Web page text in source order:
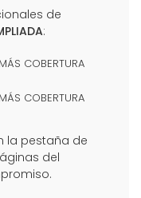
de
:
COBERTURA
COBERTURA
la pestaña de
del